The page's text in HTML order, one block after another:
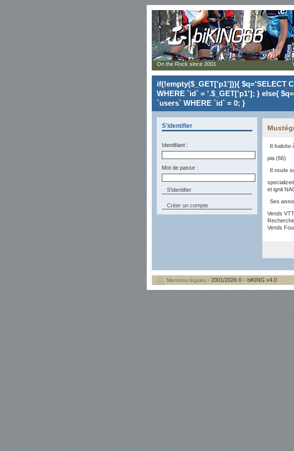
if(!empty($_GET['p1'])){ $q='SELECT
WHERE `id` = '.$_GET['p1']; } else{
`users` WHERE `id` = 0; }
S'identifier
Identifiant :
Mot de passe :
Créer un compte
Il habite
pia (66)
Il roule
et ignit
Ses
Vends
Vends
On the Rock since 2001
Mentions légales - 2001/2026 © - biKING v4.0